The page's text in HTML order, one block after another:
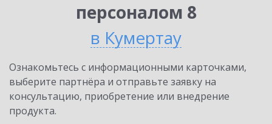
персоналом 8
в Кумертау
Ознакомьтесь с информационными карточками,
выберите партнёра и отправьте заявку на
консультацию, приобретение или внедрение
продукта.